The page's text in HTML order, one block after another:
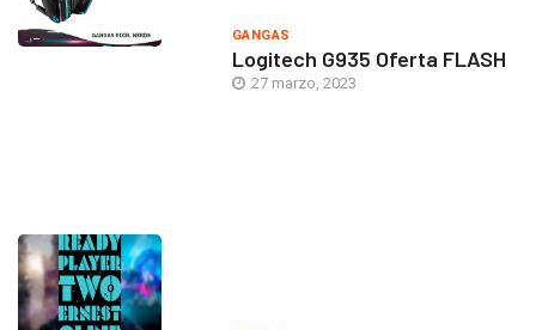
GANGAS
Logitech G935 Oferta FLASH
27 marzo, 2023